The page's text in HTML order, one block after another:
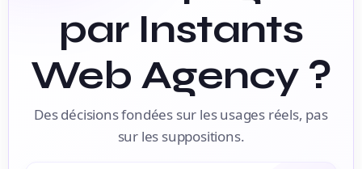
par Instants
Web Agency ?
Des décisions fondées sur les usages réels, pas
sur les suppositions.